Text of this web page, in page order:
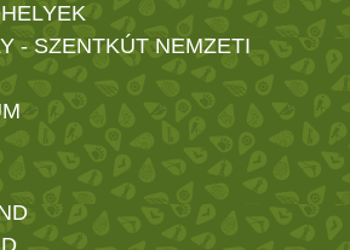
- SZENTKÚT NEMZETI